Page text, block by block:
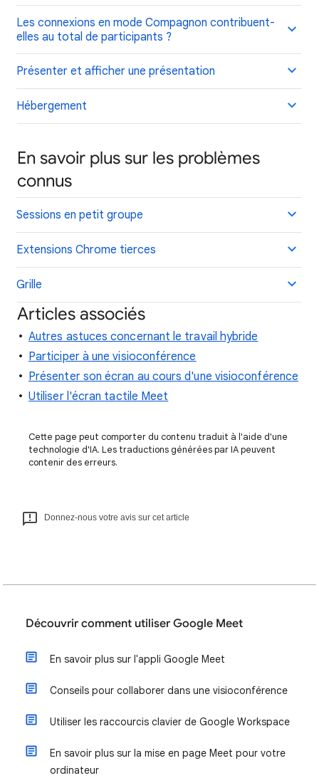
Les connexions en mode Compagnon contribuent-
elles au total de participants ?
Présenter et afficher une présentation
Hébergement
En savoir plus sur les problèmes
connus
Sessions en petit groupe
Extensions Chrome tierces
Grille
Articles associés
Autres astuces concernant le travail hybride
Participer à une visioconférence
Présenter son écran au cours d'une visioconférence
Utiliser l'écran tactile Meet
Cette page peut comporter du contenu traduit à l'aide d'une
technologie d'IA. Les traductions générées par IA peuvent
contenir des erreurs.
Donnez-nous votre avis sur cet article
Découvrir comment utiliser Google Meet
En savoir plus sur l'appli Google Meet
Conseils pour collaborer dans une visioconférence
Utiliser les raccourcis clavier de Google Workspace
En savoir plus sur la mise en page Meet pour votre
ordinateur